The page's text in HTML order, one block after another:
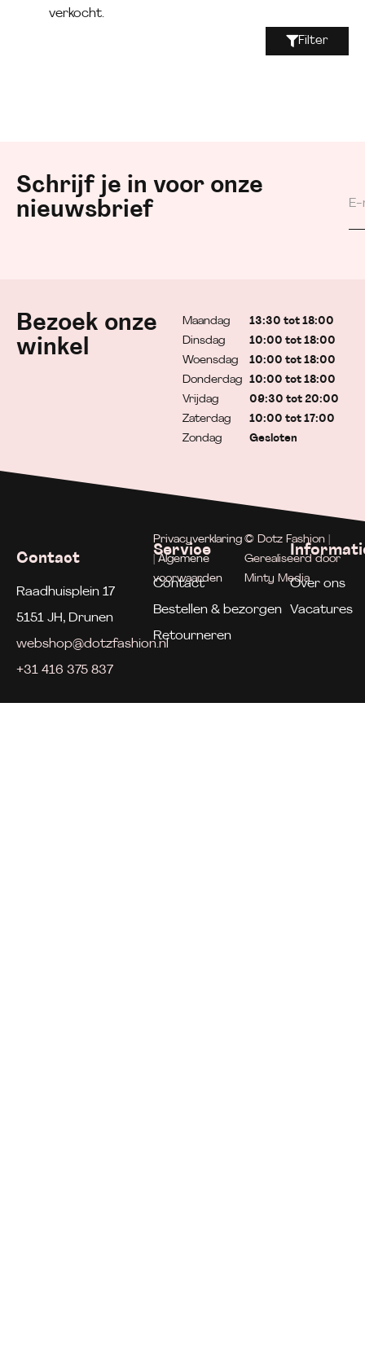
verkocht.
Filter
Schrijf je in voor onze
nieuwsbrief
Bezoek onze
winkel
Maandag
Dinsdag
Woensdag
Donderdag
Vrijdag
Zaterdag
Zondag
13:30 tot 18:00
10:00 tot 18:00
10:00 tot 18:00
10:00 tot 18:00
09:30 tot 20:00
10:00 tot 17:00
Gesloten
Contact
Raadhuisplein 17
5151 JH, Drunen
webshop@dotzfashion.nl
+31 416 375 837
Service
Contact
Bestellen & bezorgen
Retourneren
Over ons
Vacatures
Privacyverklaring
| Algemene
voorwaarden
© Dotz Fashion |
Gerealiseerd door
Minty Media